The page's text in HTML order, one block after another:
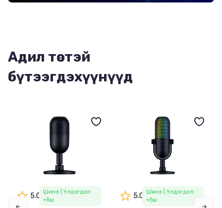
Адил төстэй
бүтээгдэхүүнүүд
5.0 Шинэ | Үлдэгдэл:
+5ш 5.0 Шинэ | Үлдэгдэл:
+5ш